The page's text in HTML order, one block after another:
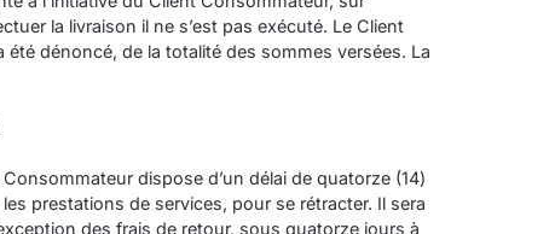
la livraison il ne s’est pas exécuté. Le Client
dénoncé, de la totalité des sommes versées. La
dispose d’un délai de quatorze (14)
prestations de services, pour se rétracter. Il sera
des frais de retour, sous quatorze jours à